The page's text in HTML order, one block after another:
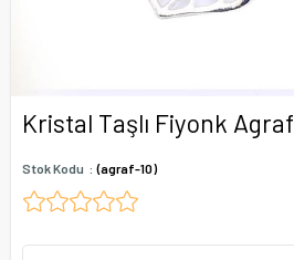
Kristal Taşlı Fiyonk Agraf
Stok Kodu (agraf-10)